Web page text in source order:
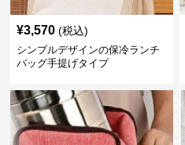
¥3,570 (税込)
シンプルデザインの保冷ランチ
バッグ手提げタイプ